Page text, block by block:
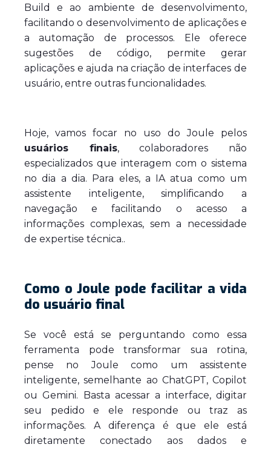
Build e ao ambiente de desenvolvimento,
facilitando o desenvolvimento de aplicações e
a automação de processos. Ele oferece
sugestões de código, permite gerar
aplicações e ajuda na criação de interfaces de
usuário, entre outras funcionalidades.
Hoje, vamos focar no uso do Joule pelos
usuários finais, colaboradores não
especializados que interagem com o sistema
no dia a dia. Para eles, a IA atua como um
assistente inteligente, simplificando a
navegação e facilitando o acesso a
informações complexas, sem a necessidade
de expertise técnica..
Como o Joule pode facilitar a vida
do usuário final
Se você está se perguntando como essa
ferramenta pode transformar sua rotina,
pense no Joule como um assistente
inteligente, semelhante ao ChatGPT, Copilot
ou Gemini. Basta acessar a interface, digitar
seu pedido e ele responde ou traz as
informações. A diferença é que ele está
diretamente conectado aos dados e